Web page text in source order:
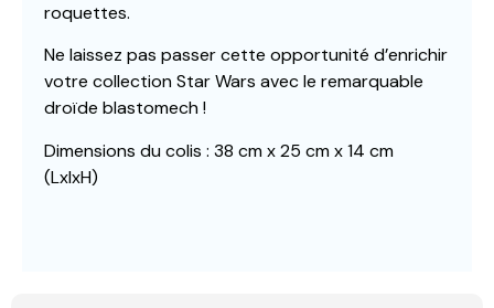
roquettes.
Ne laissez pas passer cette opportunité d’enrichir
votre collection Star Wars avec le remarquable
droïde blastomech !
Dimensions du colis : 38 cm x 25 cm x 14 cm
(LxlxH)